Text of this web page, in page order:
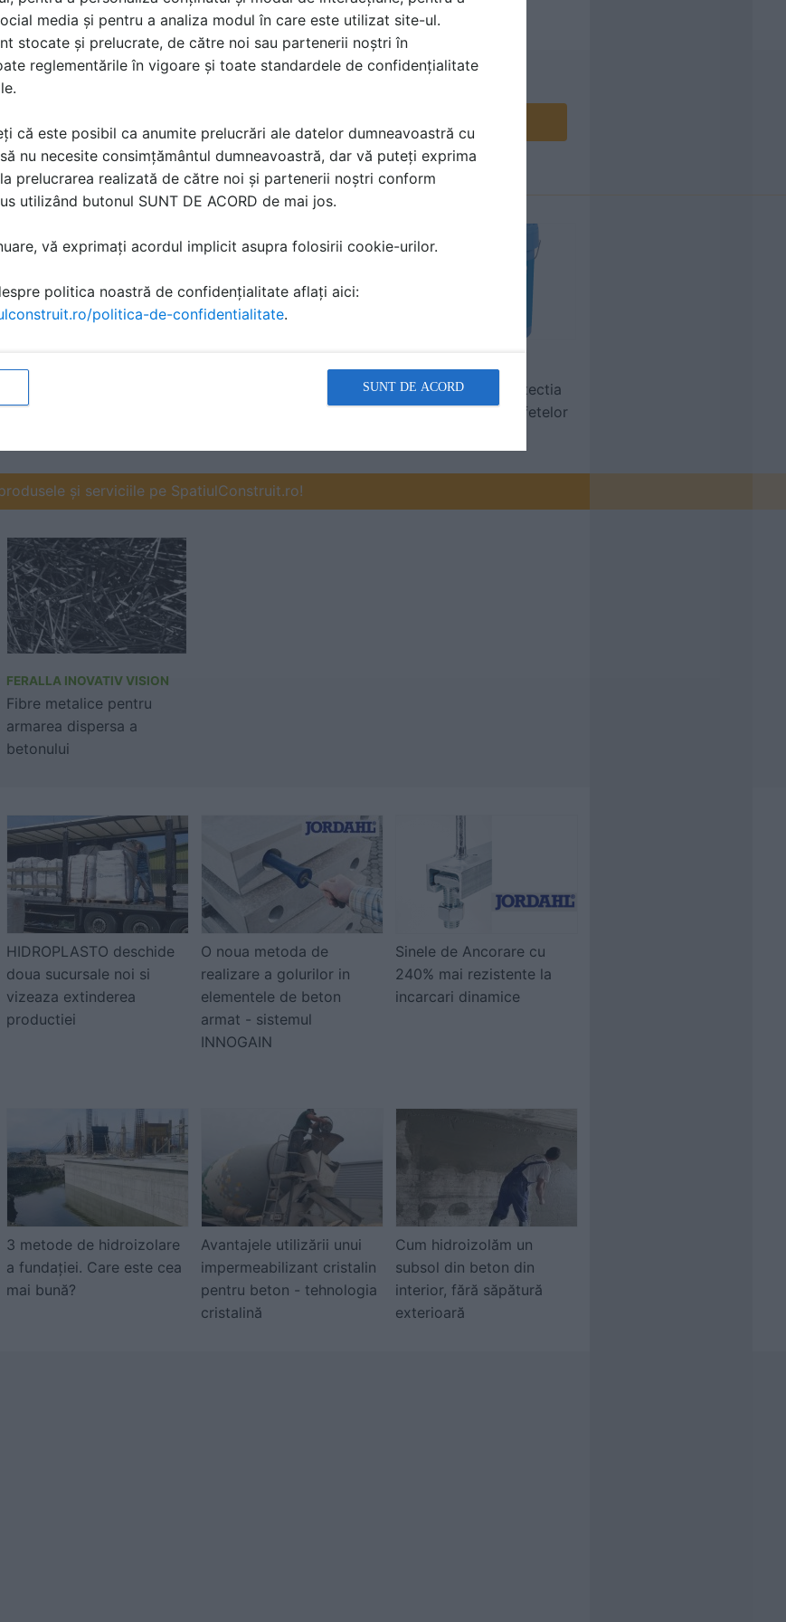
din gama de
pentru beton
pentru proiectul tau.
MAPEI
antiacida suprafete din
vapori pentru exterior si
MAPEI
Vopsea pentru protectia
si decorarea suprafetelor
și serviciile pe SpatiulConstruit.ro!
FERALLA INOVATIV VISION
Fibre metalice pentru
armarea dispersa a
betonului
HIDROPLASTO deschide
doua sucursale noi si
vizeaza extinderea
productiei
O noua metoda de
realizare a golurilor in
elementele de beton
armat - sistemul
INNOGAIN
Sinele de Ancorare cu
240% mai rezistente la
incarcari dinamice
3 metode de hidroizolare
a fundației. Care este cea
mai bună?
Avantajele utilizării unui
impermeabilizant cristalin
pentru beton - tehnologia
cristalină
Cum hidroizolăm un
subsol din beton din
interior, fără săpătură
exterioară
media și pentru a analiza modul în care este utilizat site-ul.
stocate și prelucrate, de către noi sau partenerii noștri în
reglementările în vigoare și toate standardele de confidențialitate
că este posibil ca anumite prelucrări ale datelor dumneavoastră cu
nu necesite consimțământul dumneavoastră, dar vă puteți exprima
prelucrarea realizată de către noi și partenerii noștri conform
utilizând butonul SUNT DE ACORD de mai jos.
vă exprimați acordul implicit asupra folosirii cookie-urilor.
politica noastră de confidențialitate aflați aici:
politica-de-confidentialitate.
SUNT DE ACORD